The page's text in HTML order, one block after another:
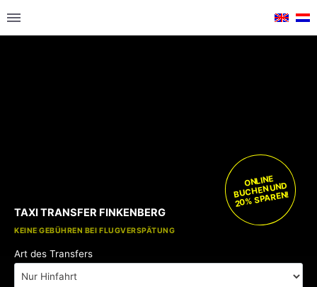
KOSTENLOSE KINDERSITZE
KEINE GEBÜHREN BEI FLUGVERSPÄTUNG
TAXI TRANSFER FINKENBERG
ONLINE
BUCHEN UND
20% SPAREN!
Art des Transfers